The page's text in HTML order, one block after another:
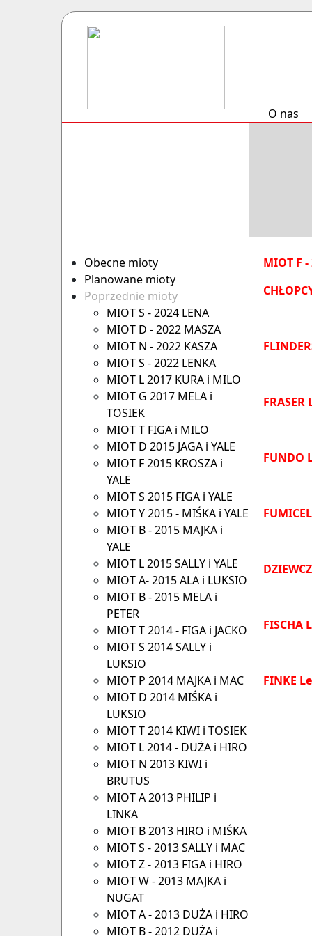
O nas
Obecne mioty
Planowane mioty
Poprzednie mioty
MIOT S - 2024 LENA
MIOT D - 2022 MASZA
MIOT N - 2022 KASZA
MIOT S - 2022 LENKA
MIOT L 2017 KURA i MILO
MIOT G 2017 MELA i
TOSIEK
MIOT T FIGA i MILO
MIOT D 2015 JAGA i YALE
MIOT F 2015 KROSZA i
YALE
MIOT S 2015 FIGA i YALE
MIOT Y 2015 - MIŚKA i YALE
MIOT B - 2015 MAJKA i
YALE
MIOT L 2015 SALLY i YALE
MIOT A- 2015 ALA i LUKSIO
MIOT B - 2015 MELA i
PETER
MIOT T 2014 - FIGA i JACKO
MIOT S 2014 SALLY i
LUKSIO
MIOT P 2014 MAJKA i MAC
MIOT D 2014 MIŚKA i
LUKSIO
MIOT T 2014 KIWI i TOSIEK
MIOT L 2014 - DUŻA i HIRO
MIOT N 2013 KIWI i
BRUTUS
MIOT A 2013 PHILIP i
LINKA
MIOT B 2013 HIRO i MIŚKA
MIOT S - 2013 SALLY i MAC
MIOT Z - 2013 FIGA i HIRO
MIOT W - 2013 MAJKA i
NUGAT
MIOT A - 2013 DUŻA i HIRO
MIOT B - 2012 DUŻA i
MIOT F
FUNDO
FISCHA
FINKE